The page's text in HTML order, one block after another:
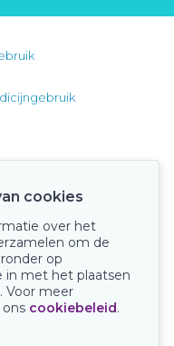
cookies
over het
om de
op
in met het plaatsen
Voor meer
cookiebeleid.